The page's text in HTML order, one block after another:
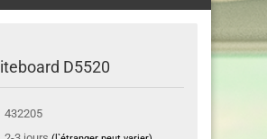
D5520
432205